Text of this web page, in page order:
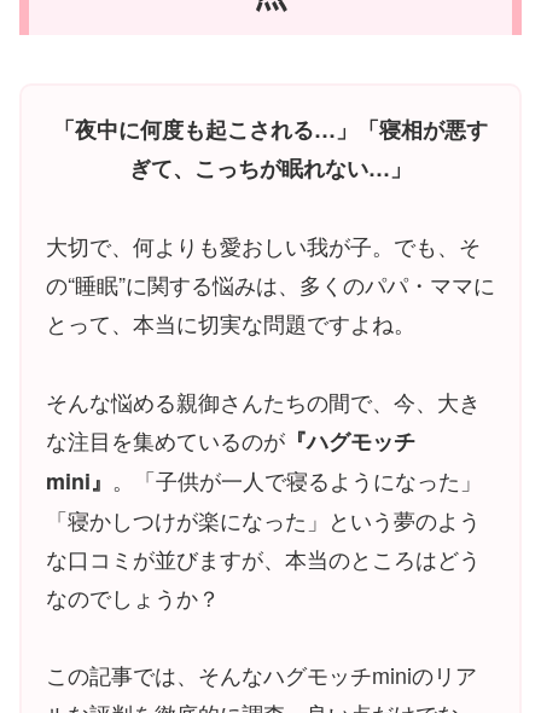
「夜中に何度も起こされる…」「寝相が悪す
ぎて、こっちが眠れない…」
大切で、何よりも愛おしい我が子。でも、そ
の“睡眠”に関する悩みは、多くのパパ・ママに
とって、本当に切実な問題ですよね。
そんな悩める親御さんたちの間で、今、大き
な注目を集めているのが 『ハグモッチ
mini』 。「子供が一人で寝るようになった」
「寝かしつけが楽になった」という夢のよう
な口コミが並びますが、本当のところはどう
なのでしょうか？
この記事では、そんなハグモッチminiのリア